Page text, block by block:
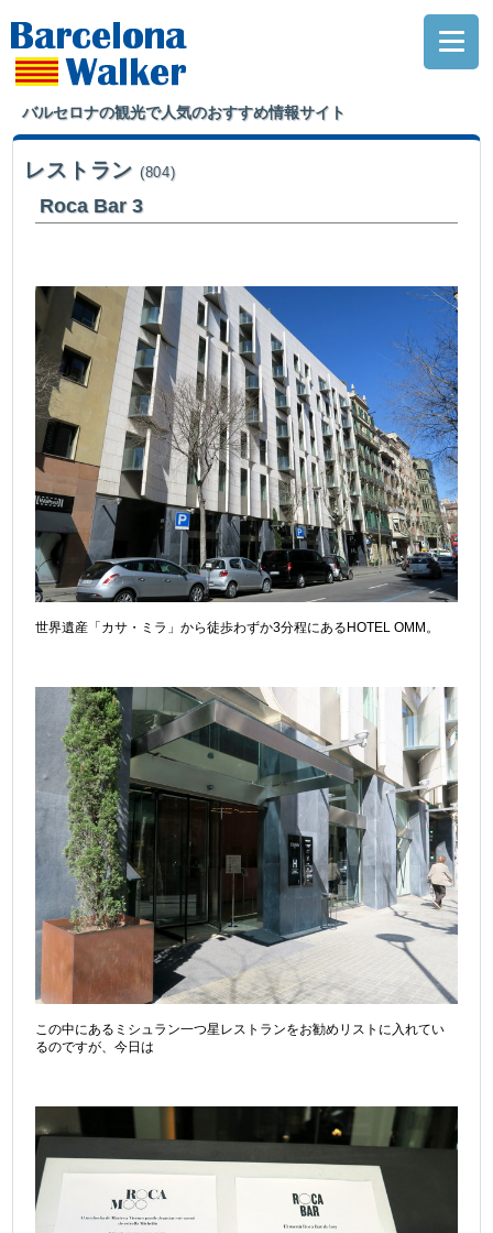
バルセロナの観光で人気のおすすめ情報サイト
レストラン (804)
Roca Bar 3
世界遺産「カサ・ミラ」から徒歩わずか3分程にあるHOTEL OMM。
この中にあるミシュラン一つ星レストランをお勧めリストに入れてい
るのですが、今日は